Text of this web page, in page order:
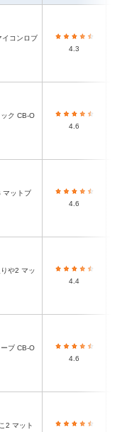
4.3
4.6
4.6
4.4
4.6